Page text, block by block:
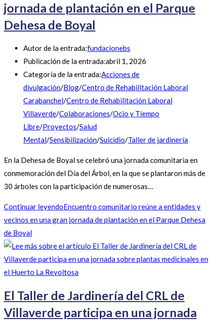
jornada de plantación en el Parque
Dehesa de Boyal
Autor de la entrada:fundacionebs
Publicación de la entrada:abril 1, 2026
Categoría de la entrada:Acciones de
divulgación/Blog/Centro de Rehabilitación Laboral
Carabanchel/Centro de Rehabilitación Laboral
Villaverde/Colaboraciones/Ocio y Tiempo
Libre/Proyectos/Salud
Mental/Sensibilización/Suicidio/Taller de jardinería
En la Dehesa de Boyal se celebró una jornada comunitaria en
conmemoración del Día del Árbol, en la que se plantaron más de
30 árboles con la participación de numerosas…
Continuar leyendoEncuentro comunitario reúne a entidades y
vecinos en una gran jornada de plantación en el Parque Dehesa
de Boyal
El Taller de Jardinería del CRL de
Villaverde participa en una jornada